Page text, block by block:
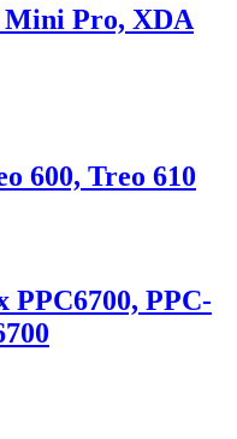
Pro, XDA
600, Treo 610
PPC-